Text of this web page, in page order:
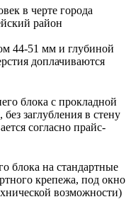
в черте города
район
44-51 мм и глубиной
доплачиваются
блока с прокладной
заглубления в стену
согласно прайс-
блока на стандартные
крепежа, под окно
возможности)